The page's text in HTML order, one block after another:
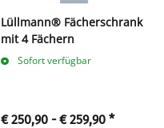
Lüllmann® Fächerschrank
mit 4 Fächern
Sofort verfügbar
€ 250,90 -€ 259,90 *